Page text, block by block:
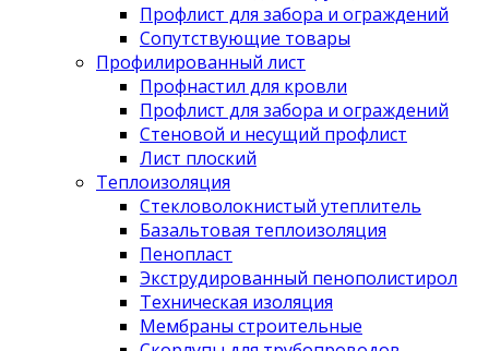
Профлист для забора и ограждений
Сопутствующие товары
Профилированный лист
Профнастил для кровли
Профлист для забора и ограждений
Стеновой и несущий профлист
Лист плоский
Теплоизоляция
Стекловолокнистый утеплитель
Базальтовая теплоизоляция
Пенопласт
Экструдированный пенополистирол
Техническая изоляция
Мембраны строительные